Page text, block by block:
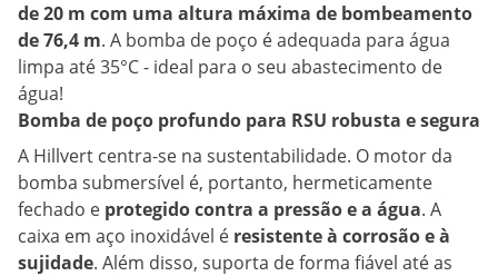
de 20 m com uma altura máxima de bombeamento
de 76,4 m. A bomba de poço é adequada para água
limpa até 35°C - ideal para o seu abastecimento de
água!
Bomba de poço profundo para RSU robusta e segura
A Hillvert centra-se na sustentabilidade. O motor da
bomba submersível é, portanto, hermeticamente
fechado e protegido contra a pressão e a água. A
caixa em aço inoxidável é resistente à corrosão e à
sujidade. Além disso, suporta de forma fiável até as